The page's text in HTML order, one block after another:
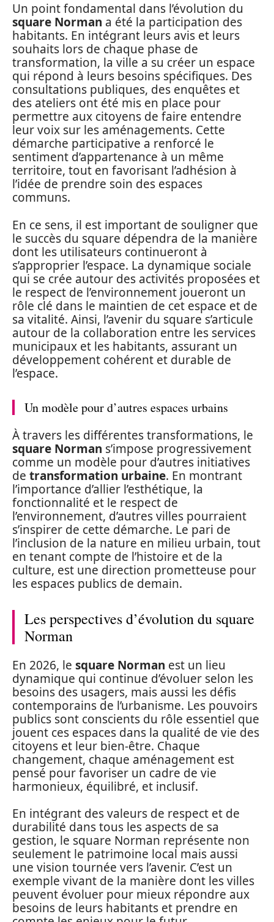
Un point fondamental dans l’évolution du
square Norman a été la participation des
habitants. En intégrant leurs avis et leurs
souhaits lors de chaque phase de
transformation, la ville a su créer un espace
qui répond à leurs besoins spécifiques. Des
consultations publiques, des enquêtes et
des ateliers ont été mis en place pour
permettre aux citoyens de faire entendre
leur voix sur les aménagements. Cette
démarche participative a renforcé le
sentiment d’appartenance à un même
territoire, tout en favorisant l’adhésion à
l’idée de prendre soin des espaces
communs.
En ce sens, il est important de souligner que
le succès du square dépendra de la manière
dont les utilisateurs continueront à
s’approprier l’espace. La dynamique sociale
qui se crée autour des activités proposées et
le respect de l’environnement joueront un
rôle clé dans le maintien de cet espace et de
sa vitalité. Ainsi, l’avenir du square s’articule
autour de la collaboration entre les services
municipaux et les habitants, assurant un
développement cohérent et durable de
l’espace.
Un modèle pour d’autres espaces urbains
À travers les différentes transformations, le
square Norman s’impose progressivement
comme un modèle pour d’autres initiatives
de transformation urbaine. En montrant
l’importance d’allier l’esthétique, la
fonctionnalité et le respect de
l’environnement, d’autres villes pourraient
s’inspirer de cette démarche. Le pari de
l’inclusion de la nature en milieu urbain, tout
en tenant compte de l’histoire et de la
culture, est une direction prometteuse pour
les espaces publics de demain.
Les perspectives d’évolution du square
Norman
En 2026, le square Norman est un lieu
dynamique qui continue d’évoluer selon les
besoins des usagers, mais aussi les défis
contemporains de l’urbanisme. Les pouvoirs
publics sont conscients du rôle essentiel que
jouent ces espaces dans la qualité de vie des
citoyens et leur bien-être. Chaque
changement, chaque aménagement est
pensé pour favoriser un cadre de vie
harmonieux, équilibré, et inclusif.
En intégrant des valeurs de respect et de
durabilité dans tous les aspects de sa
gestion, le square Norman représente non
seulement le patrimoine local mais aussi
une vision tournée vers l’avenir. C’est un
exemple vivant de la manière dont les villes
peuvent évoluer pour mieux répondre aux
besoins de leurs habitants et prendre en